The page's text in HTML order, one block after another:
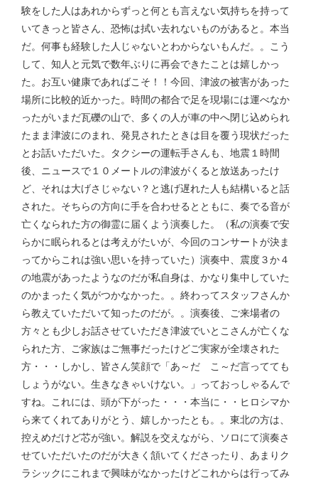
験をした人はあれからずっと何とも言えない気持ちを持って
いてきっと皆さん、恐怖は拭い去れないものがあると。本当
だ。何事も経験した人じゃないとわからないもんだ。。こう
して、知人と元気で数年ぶりに再会できたことは嬉しかっ
た。お互い健康であればこそ！！今回、津波の被害があった
場所に比較的近かった。時間の都合で足を現場には運べなか
ったがいまだ瓦礫の山で、多くの人が車の中へ閉じ込められ
たまま津波にのまれ、発見されたときは目を覆う現状だった
とお話いただいた。タクシーの運転手さんも、地震１時間
後、ニュースで１０メートルの津波がくると放送あったけ
ど、それは大げさじゃない？と逃げ遅れた人も結構いると話
された。そちらの方向に手を合わせるとともに、奏でる音が
亡くなられた方の御霊に届くよう演奏した。（私の演奏で安
らかに眠られるとは考えがたいが、今回のコンサートが決ま
ってからこれは強い思いを持っていた）演奏中、震度３か４
の地震があったようなのだが私自身は、かなり集中していた
のかまったく気がつかなかった。。終わってスタッフさんか
ら教えていただいて知ったのだが。。演奏後、ご来場者の
方々とも少しお話させていただき津波でいとこさんが亡くな
られた方、ご家族はご無事だったけどご実家が全壊された
方・・・しかし、皆さん笑顔で「あ～だ こ～だ言ってても
しょうがない。生きなきゃいけない。」っておっしゃるんで
すね。これには、頭が下がった・・・本当に・・ヒロシマか
ら来てくれてありがとう、嬉しかったとも。。東北の方は、
控えめだけど芯が強い。解説を交えながら、ソロにて演奏さ
せていただいたのだが大きく頷いてくださったり、あまりク
ラシックにこれまで興味がなかったけどこれからは行ってみ